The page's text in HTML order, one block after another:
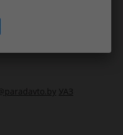
УАЗ